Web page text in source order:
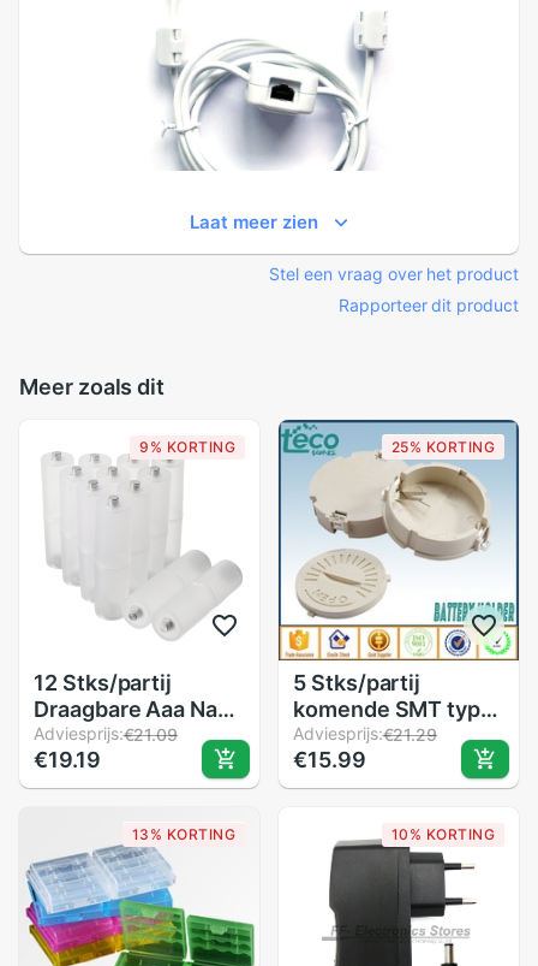
Laat meer zien
Stel een vraag over het product
Rapporteer dit product
Meer zoals dit
9% KORTING
12 Stks/partij
Draagbare Aaa Naar
Aa Size Cell Batterij
Converter Adapter
Batterijen Houder
Batterij Case Box
Adviesprijs:€21.09
€19.19
25% KORTING
5 Stks/partij
komende SMT type
CR2450 KNOOPCEL
houder met Cover
TBH-CR2450-04
Adviesprijs:€21.29
€15.99
13% KORTING 10% KORTING